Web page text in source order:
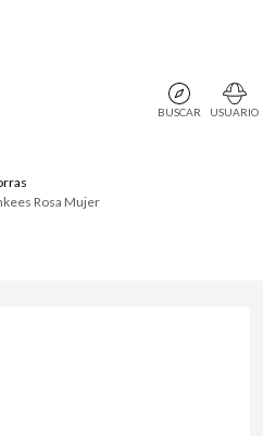
BUSCAR USUARIO
Rosa Mujer